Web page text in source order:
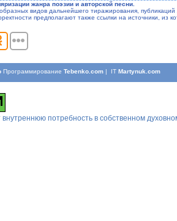
жанра поэзии и авторской песни.
видов дальнейшего тиражирования, публикаций
предполагают также ссылки на источники, из
ПрограммированиеTebenko.com | ITMartynuk.com
потребность в собственном